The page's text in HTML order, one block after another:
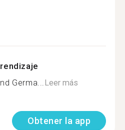
Germa...Leer más
Obtener la app